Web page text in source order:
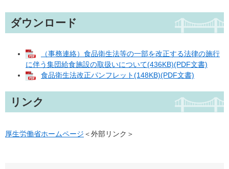
ダウンロード
（事務連絡）食品衛生法等の一部を改正する法律の施行
に伴う集団給食施設の取扱いについて(436KB)(PDF文書)
食品衛生法改正パンフレット(148KB)(PDF文書)
リンク
厚生労働省ホームページ ＜外部リンク＞